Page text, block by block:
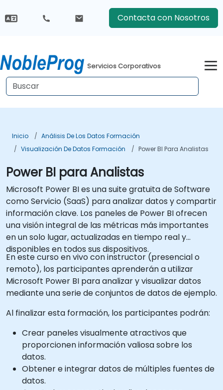
Contacta con Nosotros
Servicios Corporativos
Inicio
Análisis De Los Datos Formación
Visualización De Datos Formación
Power BI Para Analistas
Power BI para Analistas
Microsoft Power BI es una suite gratuita de Software
como Servicio (SaaS) para analizar datos y compartir
información clave. Los paneles de Power BI ofrecen
una visión integral de las métricas más importantes
en un solo lugar, actualizadas en tiempo real y
disponibles en todos sus dispositivos.
En este curso en vivo con instructor (presencial o
remoto), los participantes aprenderán a utilizar
Microsoft Power BI para analizar y visualizar datos
mediante una serie de conjuntos de datos de ejemplo.
Al finalizar esta formación, los participantes podrán:
Crear paneles visualmente atractivos que
proporcionen información valiosa sobre los
datos.
Obtener e integrar datos de múltiples fuentes de
datos.